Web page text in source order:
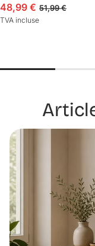
Prix en solde
48,99 €
Prix habituel
51,99 €
TVA incluse